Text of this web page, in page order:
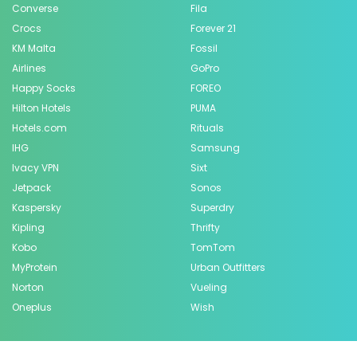
Converse
Crocs
KM Malta
Airlines
Fila
Forever 21
Fossil
GoPro
Happy Socks
Hilton Hotels
Hotels.com
IHG
Ivacy VPN
Jetpack
Kaspersky
Kipling
Kobo
MyProtein
Norton
Oneplus
FOREO
PUMA
Rituals
Samsung
Sixt
Sonos
Superdry
Thrifty
TomTom
Urban Outfitters
Vueling
Wish